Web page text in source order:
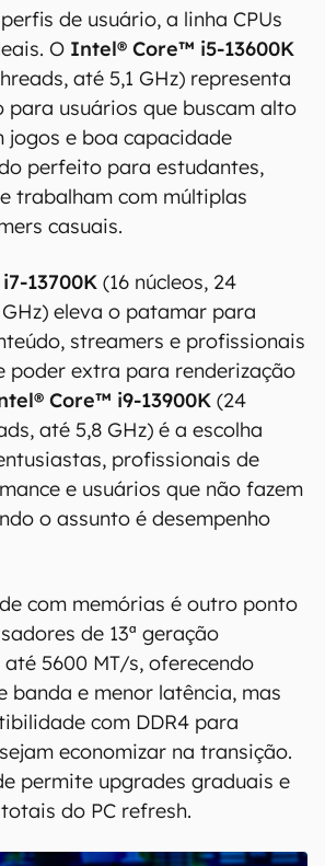
de usuário, a linha CPUs
O Intel® Core™ i5-13600K
até 5,1 GHz) representa
usuários que buscam alto
jogos e boa capacidade
perfeito para estudantes,
trabalham com múltiplas
casuais.
13700K (16 núcleos, 24
eleva o patamar para
streamers e profissionais
poder extra para renderização
Core™ i9-13900K (24
até 5,8 GHz) é a escolha
profissionais de
e usuários que não fazem
o assunto é desempenho
com memórias é outro ponto
de 13ª geração
5600 MT/s, oferecendo
banda e menor latência, mas
com DDR4 para
economizar na transição.
permite upgrades graduais e
do PC refresh.